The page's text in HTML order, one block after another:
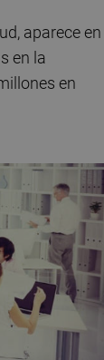
aparece en
en la
en